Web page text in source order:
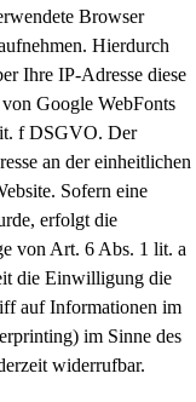
Browser
Hierdurch
Ihre IP-Adresse diese
Google WebFonts
f DSGVO. Der
an der einheitlichen
Sofern eine
erfolgt die
von Art. 6 Abs. 1 lit. a
die Einwilligung die
auf Informationen im
im Sinne des
widerrufbar.